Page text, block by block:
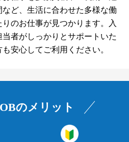
ど、生活に合わせた多様な働
のお仕事が見つかります。入
者がしっかりとサポートいた
安心してご利用ください。
のメリット